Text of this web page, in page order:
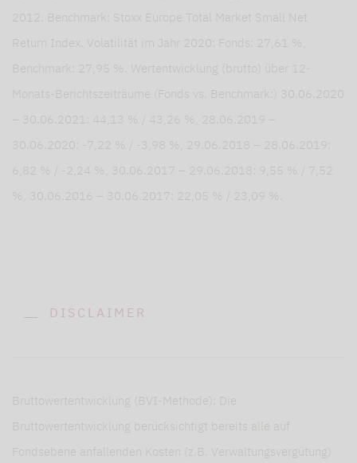
2012. Benchmark: Stoxx Europe Total Market Small Net
Return Index. Volatilität im Jahr 2020: Fonds: 27,61 %,
Benchmark: 27,95 %. Wertentwicklung (brutto) über 12-
Monats-Berichtszeiträume (Fonds vs. Benchmark:) 30.06.2020
– 30.06.2021: 44,13 % / 43,26 %, 28.06.2019 –
30.06.2020: -7,22 % / -3,98 %, 29.06.2018 – 28.06.2019:
6,82 % / -2,24 %, 30.06.2017 – 29.06.2018: 9,55 % / 7,52
%, 30.06.2016 – 30.06.2017: 22,05 % / 23,09 %.
DISCLAIMER
Bruttowertentwicklung (BVI-Methode): Die
Bruttowertentwicklung berücksichtigt bereits alle auf
Fondsebene anfallenden Kosten (z.B. Verwaltungsvergütung)